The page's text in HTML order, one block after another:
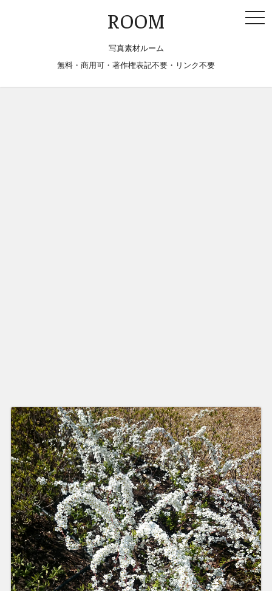
ROOM
写真素材ルーム
無料・商用可・著作権表記不要・リンク不要